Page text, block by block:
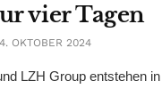
vier Tagen
OKTOBER 2024
LZH Group entstehen